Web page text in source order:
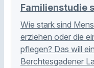
Familienstudie
Wie stark sind
erziehen oder die
pflegen? Das will
Berchtesgadener